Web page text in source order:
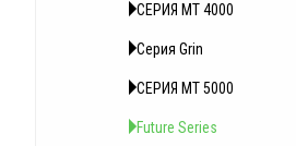
СЕРИЯ MT 4000
Серия Grin
СЕРИЯ MT 5000
Future Series